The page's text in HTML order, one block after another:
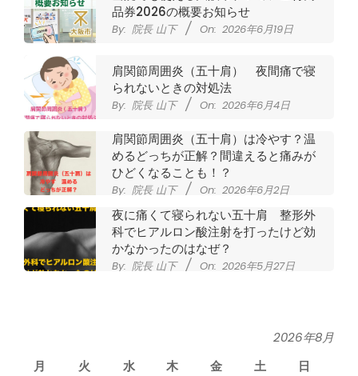
品券2026の概要お知らせ
By: 院長 山下 On: 2026年6月19日
肩関節周囲炎（五十肩） 夜間痛で寝
られないときの対処法
By: 院長 山下 On: 2026年6月4日
肩関節周囲炎（五十肩）は冷やす？温
めるどっちが正解？間違えると痛みが
ひどくなることも！？
By: 院長 山下 On: 2026年6月2日
夜に痛くて寝られない五十肩 整形外
科でヒアルロン酸注射を打ったけど効
かなかったのはなぜ？
By: 院長 山下 On: 2026年5月27日
2026年5月26日
膝のお皿の下が痛くて運動できない！
2026年8月
月
火 水 木 金 土
日